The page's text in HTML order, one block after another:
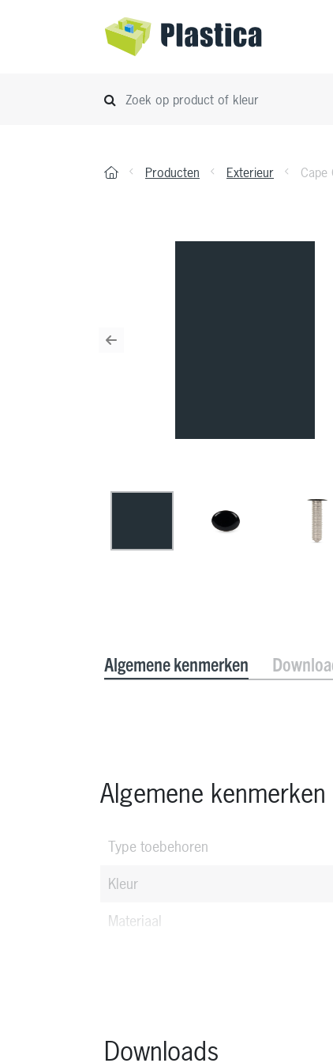
Producten Exterieur
Previous
Algemene kenmerken
Algemene kenmerken
Type toebehoren
Kleur
Materiaal
Downloads